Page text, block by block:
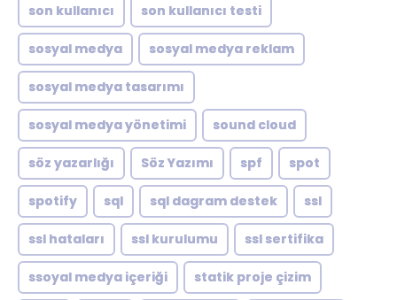
son kullanıcı son kullanıcı testi
sosyal medya sosyal medya reklam
sosyal medya tasarımı
sosyal medya yönetimi sound cloud
söz yazarlığı Söz Yazımı spf spot
spotify sql sql dagram destek ssl
ssl hataları ssl kurulumu ssl sertifika
ssoyal medya içeriği statik proje çizim